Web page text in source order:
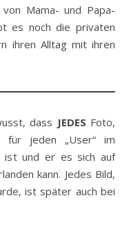
von Mama- und Papa-
es noch die privaten
ihren Alltag mit ihren
dass JEDES Foto,
für jeden „User“ im
ist und er es sich auf
kann. Jedes Bild,
ist später auch bei